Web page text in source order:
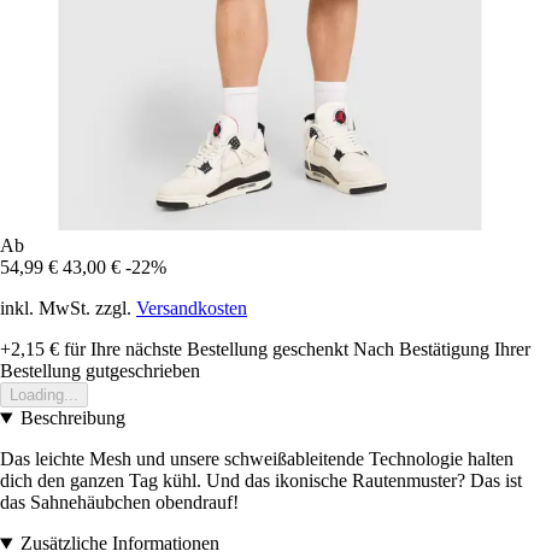
Ab
54,99 € 43,00 € -22%
inkl. MwSt. zzgl. Versandkosten
+2,15 € für Ihre nächste Bestellung geschenkt Nach Bestätigung Ihrer
Bestellung gutgeschrieben
Loading...
Beschreibung
Das leichte Mesh und unsere schweißableitende Technologie halten
dich den ganzen Tag kühl. Und das ikonische Rautenmuster? Das ist
das Sahnehäubchen obendrauf!
Zusätzliche Informationen